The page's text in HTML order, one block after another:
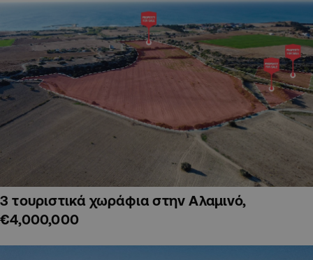
3 τουριστικά χωράφια στην Αλαμινό,
€4,000,000